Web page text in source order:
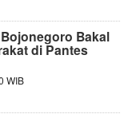
Bakal
di Pantes
WIB